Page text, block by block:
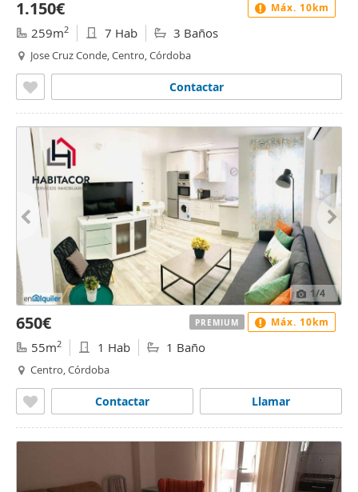
1.150€
259m2 7 Hab 3 Baños
Jose Cruz Conde, Centro, Córdoba
Contactar
Máx. 10km
1/4
650€
55m2 1 Hab 1 Baño
Centro, Córdoba
Llamar
Contactar
PREMIUM Máx. 10km